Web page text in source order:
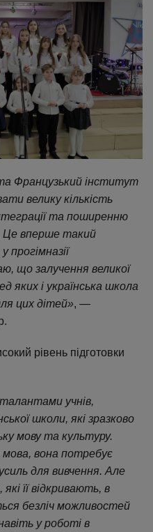
Французький інститут
велику кількість
та поширенню
Це вперше такий
що залучення великої
яких і українська школа
цих дітей», —
рівень підготовки
учнів,
школи, які зразково
мову та культуру.
вона потребує
для вивчення. Але
її відкривають, в
безліч можливостей
у роботі в